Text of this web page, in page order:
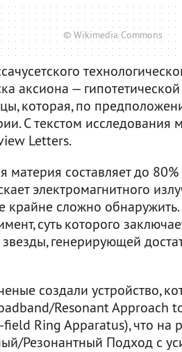
© Wikimedia Commons
аксиона —
которая, по
С текстом исследования
Letters.
материя составляет до
электромагнитного
крайне сложно обнаружить.
суть которого
генерирующей
создали устройство,
Resonant Approach
Ring Apparatus), что на
Резонантный Подход с